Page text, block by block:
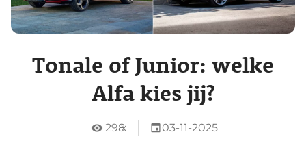
Tonale of Junior: welke
Alfa kies jij?
298x 03-11-2025